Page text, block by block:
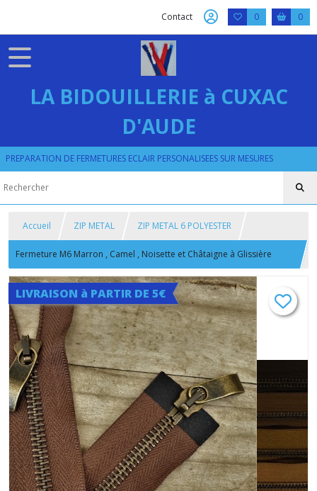
Contact 0 0
LA BIDOUILLERIE à CUXAC
D'AUDE
PREPARATION DE FERMETURES ECLAIR PERSONALISEES SUR MESURES
Accueil ZIP METAL ZIP METAL 6 POLYESTER
Fermeture M6 Marron , Camel , Noisette et Châtaigne à Glissière
Vieux Laiton ou Doré Satiné 6 mm sur Mesure
LIVRAISON à PARTIR DE 5€